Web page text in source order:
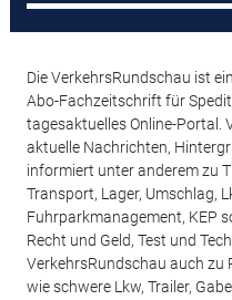
Die VerkehrsRundschau ist
Abo-Fachzeitschrift für
tagesaktuelles Online-Portal.
aktuelle Nachrichten,
informiert unter anderem zu
Transport, Lager, Umschlag,
Fuhrparkmanagement, KEP
Recht und Geld, Test und
VerkehrsRundschau auch zu
wie schwere Lkw, Trailer,